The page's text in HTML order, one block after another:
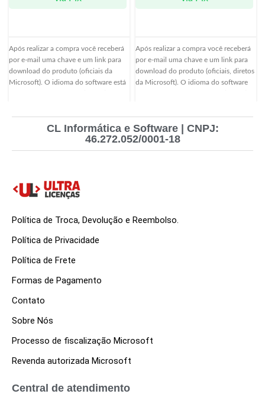
Após realizar a compra você receberá
por e-mail uma chave e um link para
download do produto (oficiais da
Microsoft). O idioma do software está
instalações já existentes, bem como
serve para novas instalações.
Após realizar a compra você receberá
por e-mail uma chave e um link para
download do produto (oficiais, diretos
da Microsoft). O idioma do software
oficializar instalações já existentes,
bem como serve para novas
instalações.
CL Informática e Software | CNPJ:
46.272.052/0001-18
Política de Troca, Devolução e Reembolso.
Política de Privacidade
Política de Frete
Formas de Pagamento
Contato
Sobre Nós
Processo de fiscalização Microsoft
Revenda autorizada Microsoft
Central de atendimento